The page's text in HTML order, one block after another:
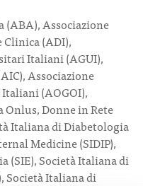
(ABA), Associazione
(ADI),
Italiani (AGUI),
Associazione
(AOGOI),
Donne in Rete
Italiana di Diabetologia
Medicine (SIDIP),
(SIE), Società Italiana di
Società Italiana di